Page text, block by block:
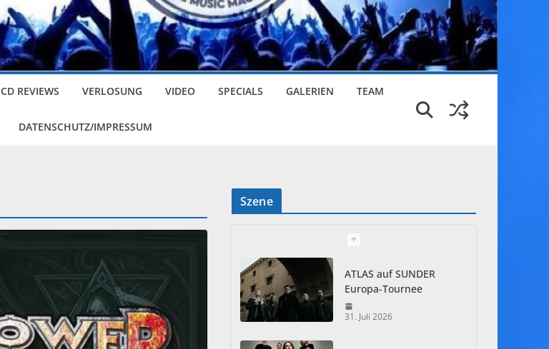
CD REVIEWS VERLOSUNG VIDEO SPECIALS GALERIEN TEAM
DATENSCHUTZ/IMPRESSUM
Szene
ATLAS auf SUNDER
Europa-Tournee
31. Juli 2026